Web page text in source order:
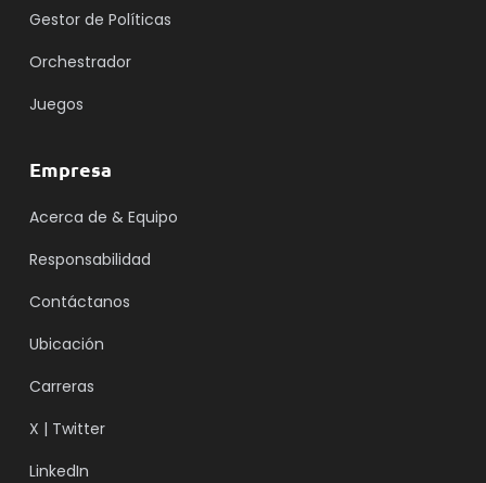
Gestor de Políticas
Orchestrador
Juegos
Empresa
Acerca de & Equipo
Responsabilidad
Contáctanos
Ubicación
Carreras
X | Twitter
LinkedIn